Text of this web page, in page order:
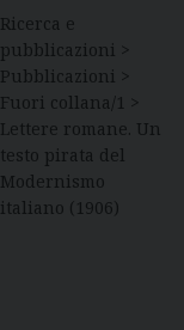
Ricerca e
pubblicazioni >
Pubblicazioni >
Fuori collana/1 >
Lettere romane. Un
testo pirata del
Modernismo
italiano (1906)